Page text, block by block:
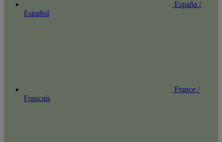
España /
Español
France /
Français